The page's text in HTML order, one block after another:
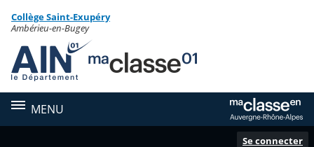
Menu de la rubrique
Contenu
Collège Saint-Exupéry
Ambérieu-en-Bugey
MENU
Se connecter